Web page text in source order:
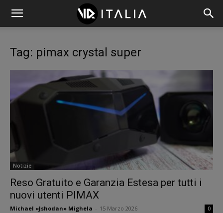
Tag: pimax crystal super
Notizie
Reso Gratuito e Garanzia Estesa per tutti i
nuovi utenti PIMAX
Michael «Jshodan» Mighela 15 Marzo 2026 0